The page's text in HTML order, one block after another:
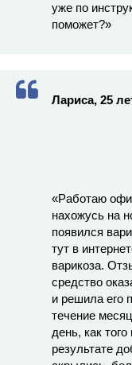
уже по
поможет?»
Лариса, 25
«Работаю
нахожусь на
появился
тут в
варикоза.
средство
и решила его
течение
день, как
результате